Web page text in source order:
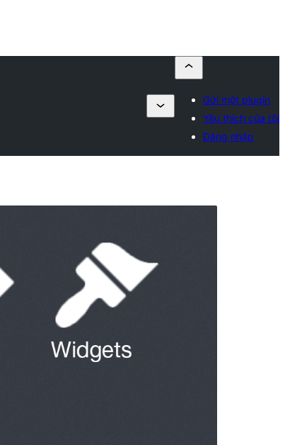
Gửi một plugin
Yêu thích của tôi
Đăng nhập